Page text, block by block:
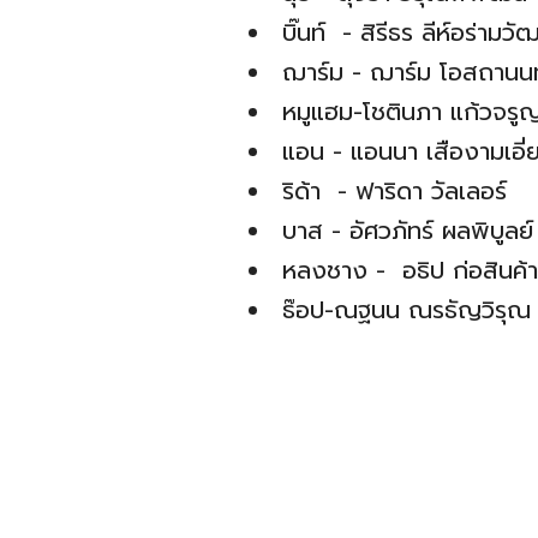
บิ๊นท์ - สิรีธร ลีห์อร่ามวั
ฌาร์ม - ฌาร์ม โอสถาน
หมูแฮม-โชตินภา แก้วจรู
แอน - แอนนา เสืองามเอี่
ริด้า - ฟาริดา วัลเลอร์
บาส - อัศวภัทร์ ผลพิบูลย์
หลงชาง - อธิป ก่อสินค้า
ธ๊อป-ณฐนน ณรธัญวิรุณ